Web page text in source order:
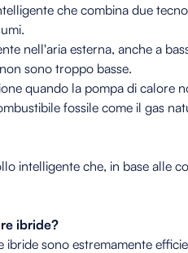
che combina due
nell'aria esterna, anche a
sono troppo basse.
quando la pompa di calore
fossile come il gas
intelligente che, in base alle
ibride?
ibride sono estremamente